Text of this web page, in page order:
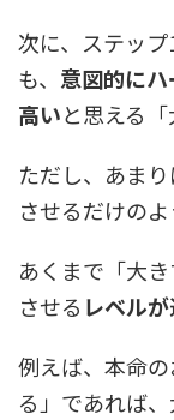
次に、ステッ
も、 意図的に
高いと思える
ただし、あま
させるだけの
あくまで「大
させる レベル
例えば、本命
る」であれば